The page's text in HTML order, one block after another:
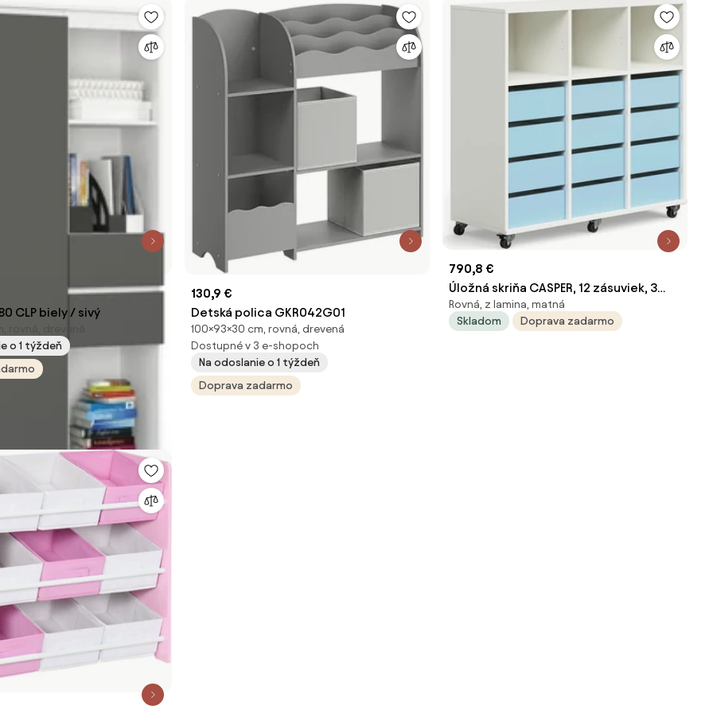
CLP biely / sivý
rovná, drevená
o 1 týždeň
130,9 €
Detská polica GKR042G01
100×93×30 cm, rovná, drevená
Dostupné v 3 e-shopoch
Na odoslanie o 1 týždeň
Doprava zadarmo
790,8 €
Úložná skriňa CASPER, 12 zásuviek, 3
priehradky, biela, modrá
Rovná, z lamina, matná
Skladom
Doprava zadarmo